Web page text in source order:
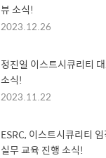
뷰 소식!
2023.12.26
정진일 이스트시큐리티
소식!
2023.11.22
ESRC, 이스트시큐리티
실무 교육 진행 소식!